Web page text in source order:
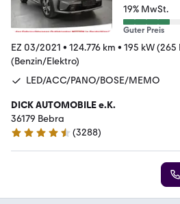
19% MwSt.
Guter Preis
EZ 03/2021 • 124.776 km • 195 kW (265
(Benzin/Elektro)
LED/ACC/PANO/BOSE/MEMO
DICK AUTOMOBILE e.K.
36179 Bebra
4.7 Sterne
(3288)